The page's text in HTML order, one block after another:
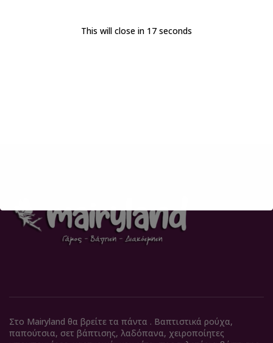
Στο Mairyland θα βρείτε τα πάντα . Βαπτιστικά ρούχα,
παπούτσια, σετ βάπτισης, λαδόπανα, χειροποίητες
This will close in 17 seconds